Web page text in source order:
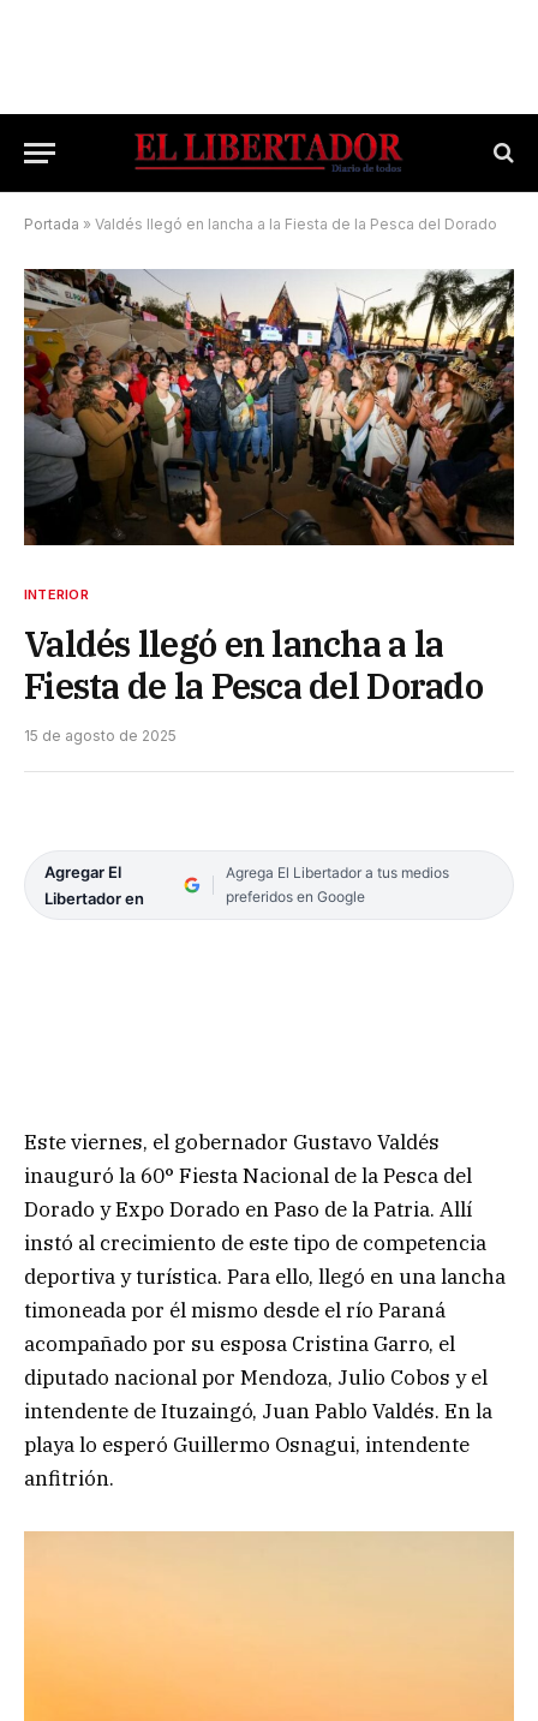
Portada » Valdés llegó en lancha a la Fiesta de la Pesca del Dorado
INTERIOR
Valdés llegó en lancha a la
Fiesta de la Pesca del Dorado
15 de agosto de 2025
Agregar El
Libertador en
Agrega El Libertador a tus medios
preferidos en Google
Este viernes, el gobernador Gustavo Valdés
inauguró la 60° Fiesta Nacional de la Pesca del
Dorado y Expo Dorado en Paso de la Patria. Allí
instó al crecimiento de este tipo de competencia
deportiva y turística. Para ello, llegó en una lancha
timoneada por él mismo desde el río Paraná
acompañado por su esposa Cristina Garro, el
diputado nacional por Mendoza, Julio Cobos y el
intendente de Ituzaingó, Juan Pablo Valdés. En la
playa lo esperó Guillermo Osnagui, intendente
anfitrión.